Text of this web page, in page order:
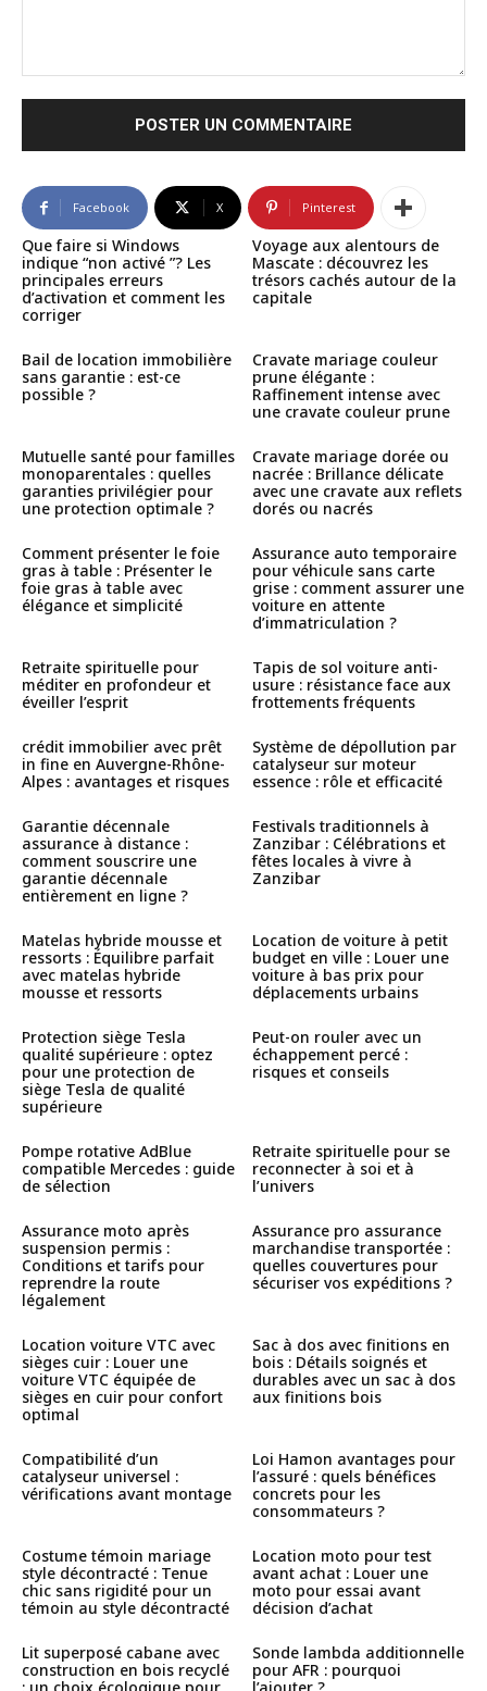
Facebook X Pinterest
Que faire si Windows
indique “non activé ”? Les
principales erreurs
d’activation et comment les
corriger
Voyage aux alentours de
Mascate : découvrez les
trésors cachés autour de la
capitale
Bail de location immobilière
sans garantie : est-ce
possible ?
Cravate mariage couleur
prune élégante :
Raffinement intense avec
une cravate couleur prune
Mutuelle santé pour familles
monoparentales : quelles
garanties privilégier pour
une protection optimale ?
Cravate mariage dorée ou
nacrée : Brillance délicate
avec une cravate aux reflets
dorés ou nacrés
Comment présenter le foie
gras à table : Présenter le
foie gras à table avec
élégance et simplicité
Assurance auto temporaire
pour véhicule sans carte
grise : comment assurer une
voiture en attente
d’immatriculation ?
Retraite spirituelle pour
méditer en profondeur et
éveiller l’esprit
Tapis de sol voiture anti-
usure : résistance face aux
frottements fréquents
crédit immobilier avec prêt
in fine en Auvergne-Rhône-
Alpes : avantages et risques
Système de dépollution par
catalyseur sur moteur
essence : rôle et efficacité
Garantie décennale
assurance à distance :
comment souscrire une
garantie décennale
entièrement en ligne ?
Festivals traditionnels à
Zanzibar : Célébrations et
fêtes locales à vivre à
Zanzibar
Matelas hybride mousse et
ressorts : Équilibre parfait
avec matelas hybride
mousse et ressorts
Location de voiture à petit
budget en ville : Louer une
voiture à bas prix pour
déplacements urbains
Protection siège Tesla
qualité supérieure : optez
pour une protection de
siège Tesla de qualité
supérieure
Peut-on rouler avec un
échappement percé :
risques et conseils
Pompe rotative AdBlue
compatible Mercedes : guide
de sélection
Retraite spirituelle pour se
reconnecter à soi et à
l’univers
Assurance moto après
suspension permis :
Conditions et tarifs pour
reprendre la route
légalement
Assurance pro assurance
marchandise transportée :
quelles couvertures pour
sécuriser vos expéditions ?
Location voiture VTC avec
sièges cuir : Louer une
voiture VTC équipée de
sièges en cuir pour confort
optimal
Sac à dos avec finitions en
bois : Détails soignés et
durables avec un sac à dos
aux finitions bois
Compatibilité d’un
catalyseur universel :
vérifications avant montage
Loi Hamon avantages pour
l’assuré : quels bénéfices
concrets pour les
consommateurs ?
Costume témoin mariage
style décontracté : Tenue
chic sans rigidité pour un
témoin au style décontracté
Location moto pour test
avant achat : Louer une
moto pour essai avant
décision d’achat
Lit superposé cabane avec
construction en bois recyclé
Sonde lambda additionnelle
pour AFR : pourquoi